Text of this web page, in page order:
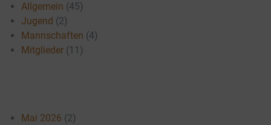
Allgemein (45)
Jugend (2)
Mannschaften (4)
Mitglieder (11)
Mai 2026 (2)